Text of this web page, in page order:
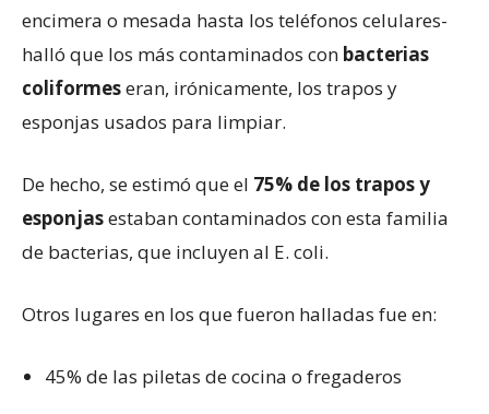
encimera o mesada hasta los teléfonos celulares-
halló que los más contaminados con bacterias
coliformeseran, irónicamente, los trapos y
esponjas usados para limpiar.
De hecho, se estimó que el 75% de los trapos y
esponjasestaban contaminados con esta familia
de bacterias, que incluyen al E. coli.
Otros lugares en los que fueron halladas fue en:
45% de las piletas de cocina o fregaderos